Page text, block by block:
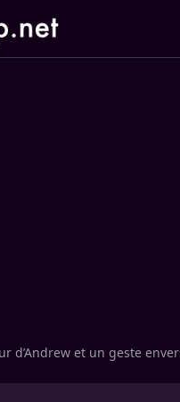
d’Andrew et un geste